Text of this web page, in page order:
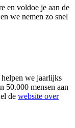
en voldoe je aan de
we nemen zo snel
we jaarlijks
50.000 mensen aan
de website over